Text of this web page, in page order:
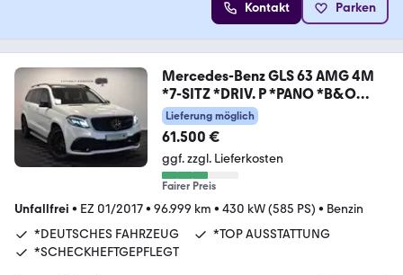
Kontakt Parken
Mercedes-Benz GLS 63 AMG 4M
*7-SITZ *DRIV. P *PANO *B&O
*AHK
Lieferung möglich
61.500 €
ggf. zzgl. Lieferkosten
Fairer Preis
Unfallfrei • EZ 01/2017• 96.999 km • 430 kW (585 PS) • Benzin
*DEUTSCHES FAHRZEUG
*TOP AUSSTATTUNG
*SCHECKHEFTGEPFLEGT